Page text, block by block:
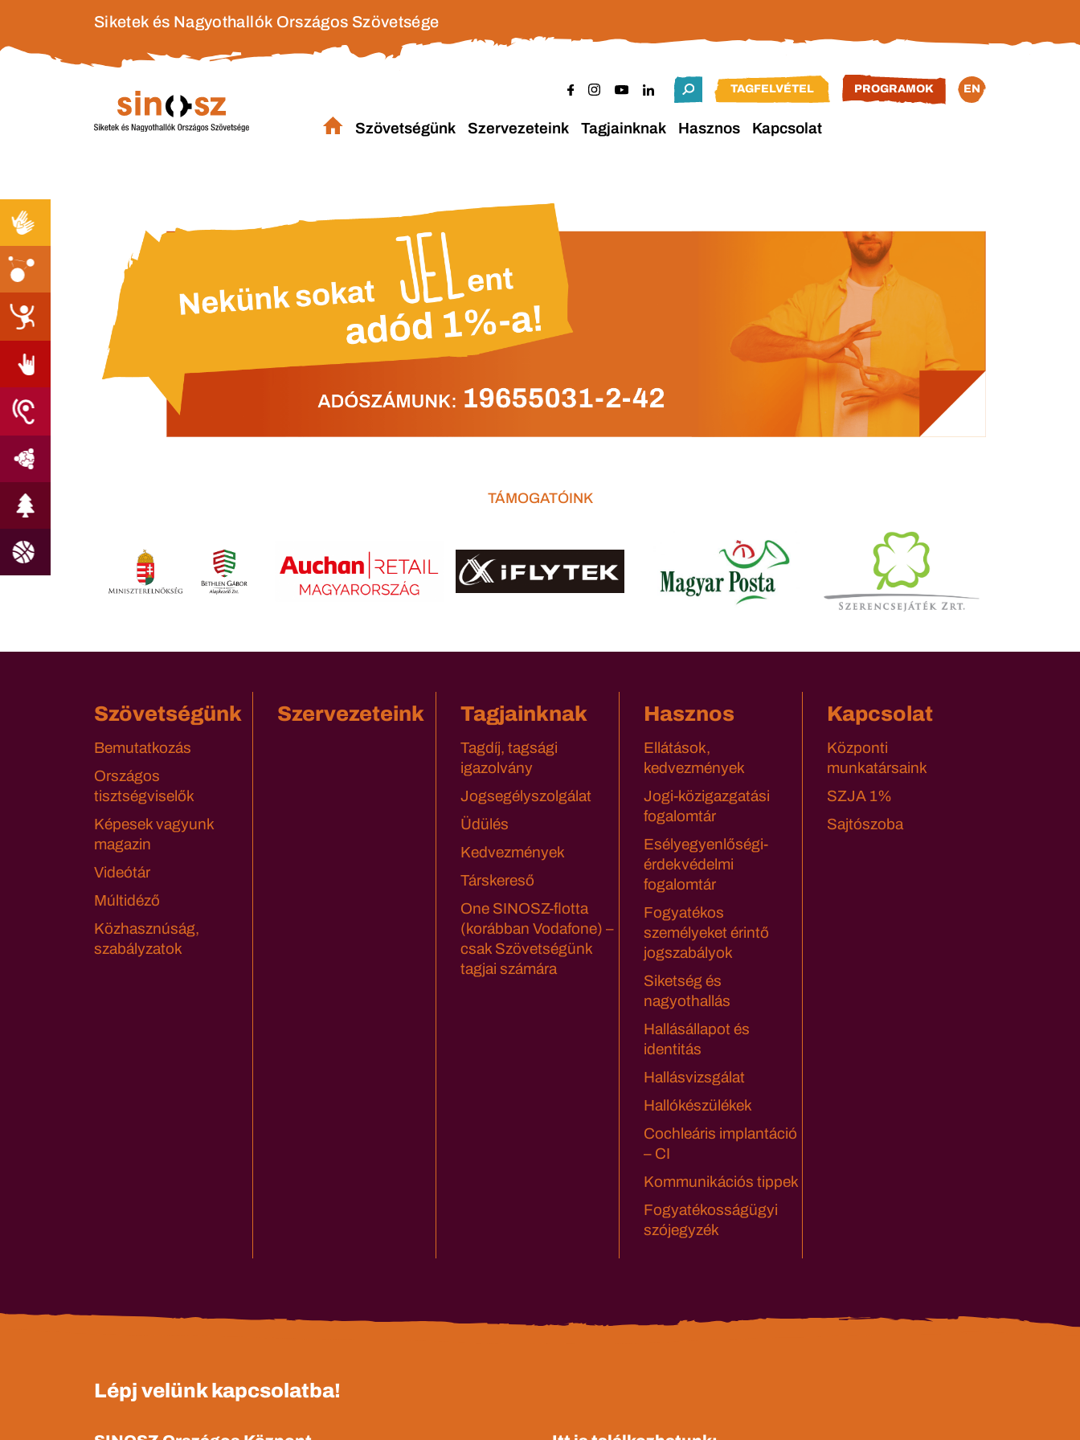
Siketek és Nagyothallók Országos Szövetsége
TAGFELVÉTEL PROGRAMOK EN
Szövetségünk Szervezeteink Tagjainknak Hasznos Kapcsolat
TÁMOGATÓINK
Szövetségünk
Bemutatkozás
Országos
tisztségviselők
Képesek vagyunk
magazin
Videótár
Múltidéző
Közhasznúság,
szabályzatok
Szervezeteink Tagjainknak
Tagdíj, tagsági
igazolvány
Jogsegélyszolgálat
Üdülés
Kedvezmények
Társkereső
One SINOSZ-flotta
(korábban Vodafone) –
csak Szövetségünk
tagjai számára
Hasznos
Ellátások,
kedvezmények
Jogi-közigazgatási
fogalomtár
Esélyegyenlőségi-
érdekvédelmi
fogalomtár
Fogyatékos
személyeket érintő
jogszabályok
Siketség és
nagyothallás
Hallásállapot és
identitás
Hallásvizsgálat
Hallókészülékek
Cochleáris implantáció
– CI
Kommunikációs tippek
Fogyatékosságügyi
szójegyzék
Kapcsolat
Központi
munkatársaink
SZJA 1%
Sajtószoba
Lépj velünk kapcsolatba!